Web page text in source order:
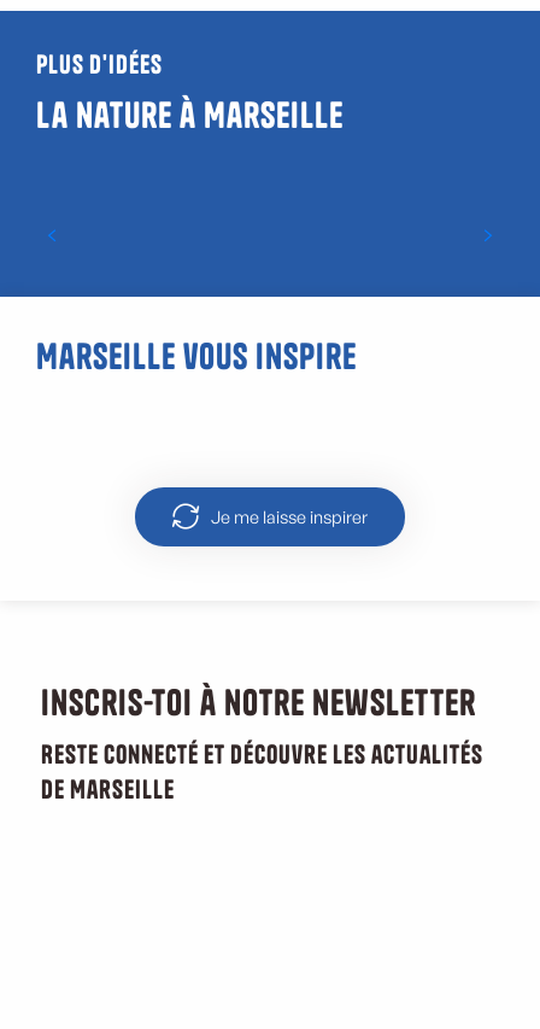
Plus d'idées
La nature à Marseille
Marseille vous inspire
Je me laisse inspirer
Inscris-toi à notre newsletter
Reste connecté et découvre les actualités
de Marseille